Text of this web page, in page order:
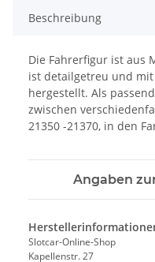
Beschreibung
Die Fahrerfigur ist aus
ist detailgetreu und
hergestellt. Als
zwischen
21350 -21370, in den
Angaben
Slotcar-Online-Shop
Kapellenstr. 27